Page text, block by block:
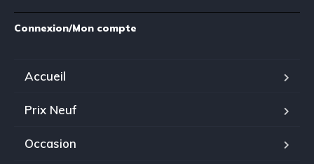
Connexion/Mon compte
Accueil
Prix Neuf
Occasion